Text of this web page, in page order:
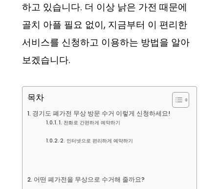
하고 있습니다. 더 이상 낡은 가전 때문에
골치 아플 필요 없이, 지금부터 이 편리한
서비스를 신청하고 이용하는 방법을 알아
보겠습니다.
목차
경기도 폐가전 무상 방문 수거 이렇게 신청하세요!
1. 전화로 간편하게 예약하기
2. 인터넷으로 편리하게 예약하기
어떤 폐가전을 무상으로 수거해 줄까요?